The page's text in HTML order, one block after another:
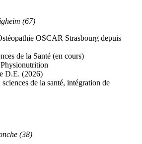
(67)
OSCAR Strasbourg depuis
de la Santé (en cours)
D.E. (2026)
de la santé, intégration de
(38)